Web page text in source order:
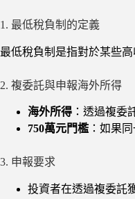
1. 最低稅負制的定義
最低稅負制是指對於某些
2. 複委託與申報海外所得
海外所得 ：透過複委
750萬元門檻 ：如果
3. 申報要求
投資者在透過複委託